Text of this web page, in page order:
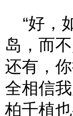
“好，
岛，而
还有，
全相信
柏千植